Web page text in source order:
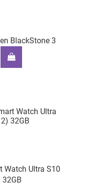
BlackStone 3
Watch Ultra S10
32GB